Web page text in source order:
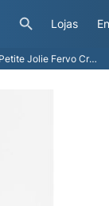
Lojas
Jolie Fervo Creme Multi PJ11355